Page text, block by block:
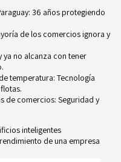
36 años protegiendo
de los comercios ignora y
ya no alcanza con tener
temperatura: Tecnología
de comercios: Seguridad y
inteligentes
de una empresa